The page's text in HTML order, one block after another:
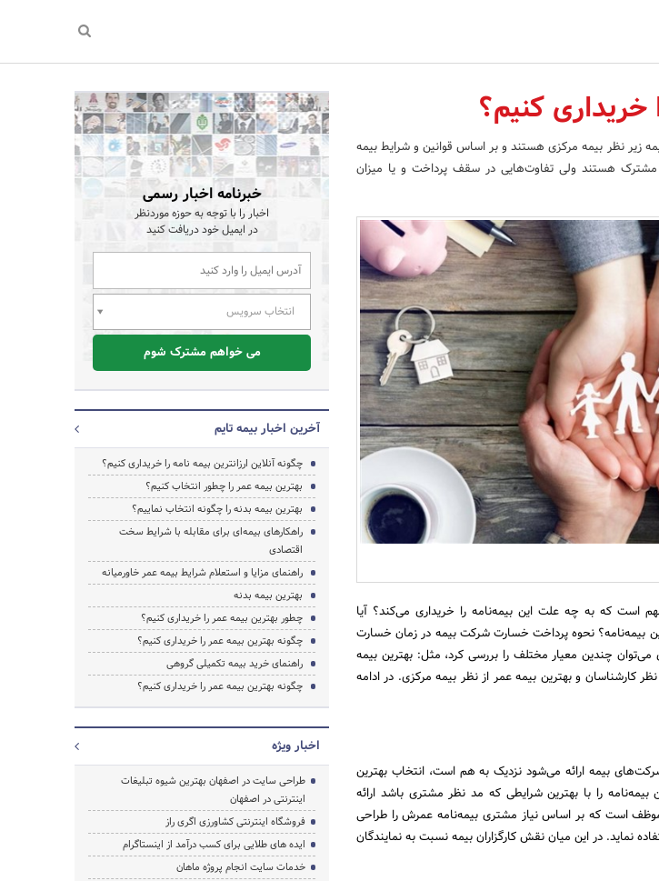
خریداری کنیم؟
زیر نظر بیمه مرکزی هستند و بر اساس قوانین و شرایط بیمه
هستند ولی تفاوت‌هایی در سقف پرداخت و یا میزان
است که به چه علت این بیمه‌نامه را خریداری می‌­کند؟ آیا
بیمه‌نامه؟ نحوه پرداخت خسارت شرکت بیمه در زمان خسارت
چندین معیار مختلف را بررسی کرد، مثل: بهترین بیمه
کارشناسان و بهترین بیمه عمر از نظر بیمه مرکزی. در ادامه
بیمه ارائه می‌شود نزدیک به هم است، انتخاب بهترین
را با بهترین شرایطی که مد نظر مشتری باشد ارائه
است که بر اساس نیاز مشتری بیمه‌نامه عمرش را طراحی
نماید. در این میان نقش کارگزاران بیمه نسبت به نمایندگان
خبرنامه اخبار رسمی
اخبار را با توجه به حوزه موردنظر
در ایمیل خود دریافت کنید
انتخاب سرویس
می خواهم مشترک شوم
آخرین اخبار بیمه تایم
چگونه آنلاین ارزانترین بیمه نامه را خریداری کنیم؟
بهترین بیمه عمر را چطور انتخاب کنیم؟
بهترین بیمه بدنه را چگونه انتخاب نماییم؟
راهکارهای بیمه‌‌ای برای مقابله با شرایط سخت
اقتصادی
راهنمای مزایا و استعلام شرایط بیمه عمر خاورمیانه
بهترین بیمه بدنه
چطور بهترین بیمه عمر را خریداری کنیم؟
چگونه بهترین بیمه عمر را خریداری کنیم؟
راهنمای خرید بیمه تکمیلی گروهی
چگونه بهترین بیمه عمر را خریداری کنیم؟
اخبار ویژه
طراحی سایت در اصفهان بهترین شیوه تبلیغات
اینترنتی در اصفهان
فروشگاه اینترنتی کشاورزی اگری راز
ایده های طلایی برای کسب درآمد از اینستاگرام
خدمات سایت انجام پروژه ماهان